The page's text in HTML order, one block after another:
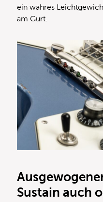
ein wahres
am Gurt.
Sustain auch